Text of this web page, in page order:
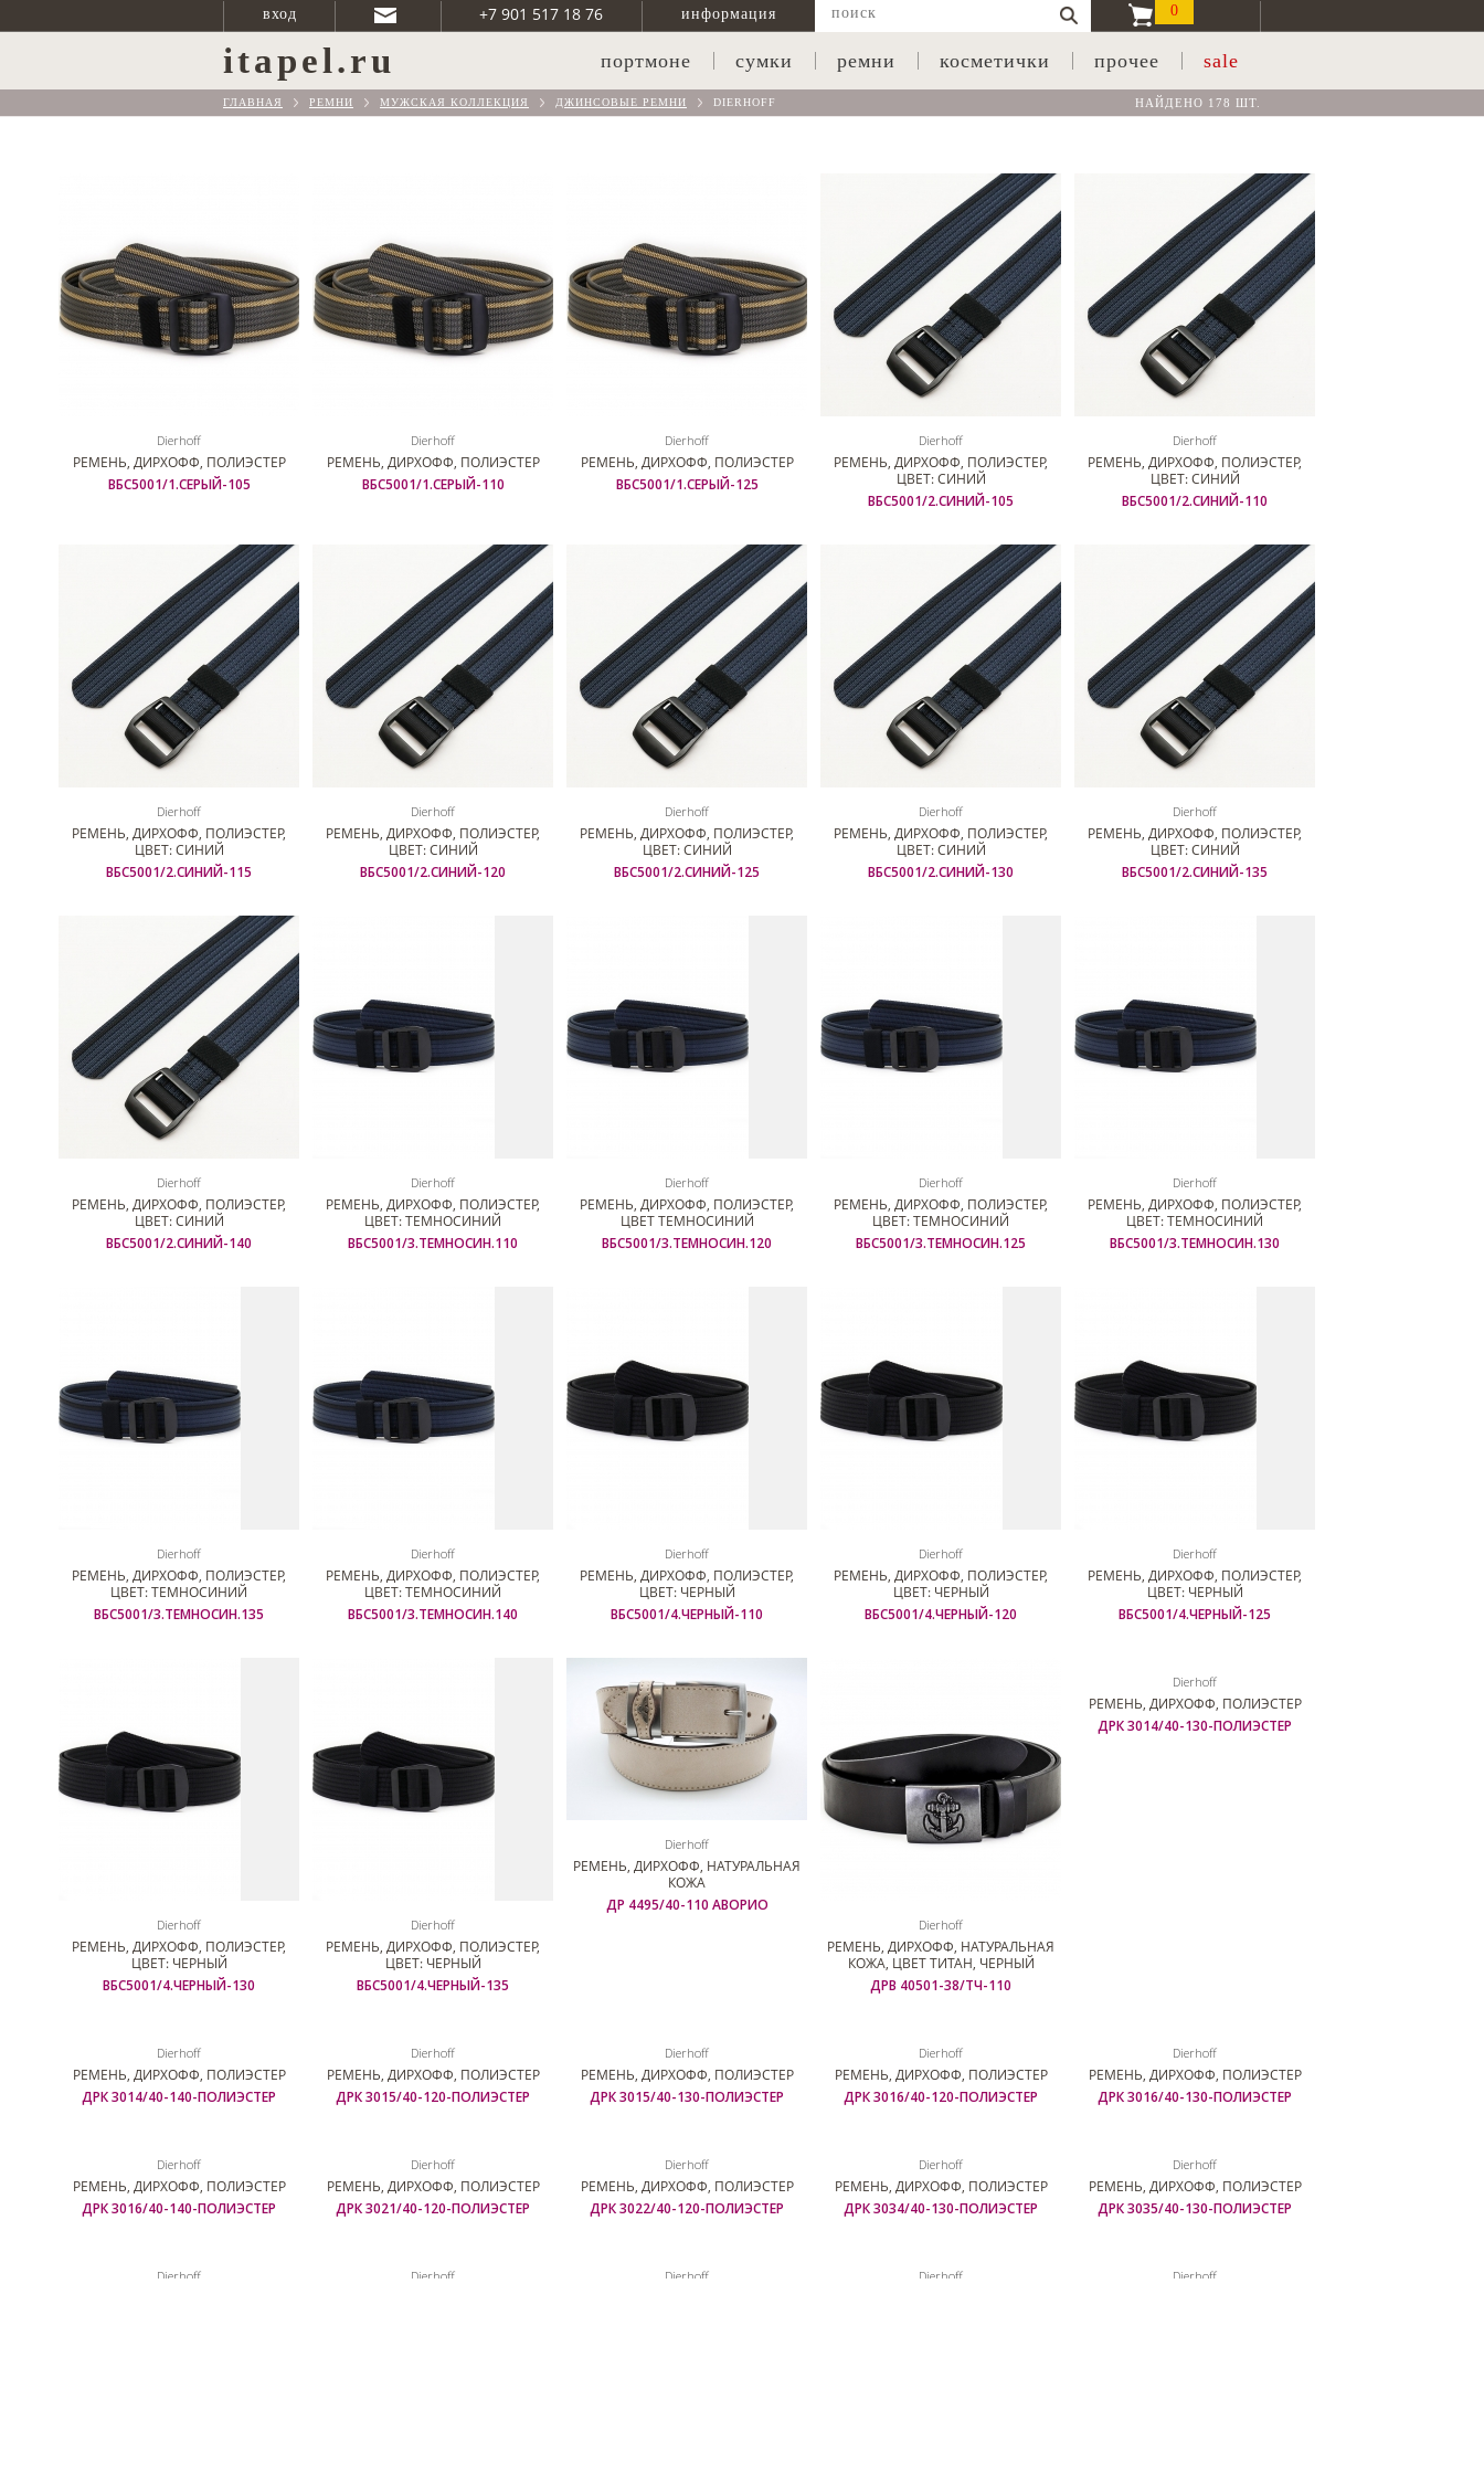
вход +7 901 517 18 76 информация 0
itapel.ru портмоне сумки ремни косметички прочее sale
НАЙДЕНО 178 ШТ.
ГЛАВНАЯ РЕМНИ МУЖСКАЯ КОЛЛЕКЦИЯ ДЖИНСОВЫЕ РЕМНИ DIERHOFF
Dierhoff
РЕМЕНЬ, ДИРХОФФ, ПОЛИЭСТЕР
ВБС5001/1.СЕРЫЙ-105
Dierhoff
РЕМЕНЬ, ДИРХОФФ, ПОЛИЭСТЕР
ВБС5001/1.СЕРЫЙ-110
Dierhoff
РЕМЕНЬ, ДИРХОФФ, ПОЛИЭСТЕР
ВБС5001/1.СЕРЫЙ-125
Dierhoff
РЕМЕНЬ, ДИРХОФФ, ПОЛИЭСТЕР,
ЦВЕТ: СИНИЙ
ВБС5001/2.СИНИЙ-105
Dierhoff
РЕМЕНЬ, ДИРХОФФ, ПОЛИЭСТЕР,
ЦВЕТ: СИНИЙ
ВБС5001/2.СИНИЙ-110
Dierhoff
РЕМЕНЬ, ДИРХОФФ, ПОЛИЭСТЕР,
ЦВЕТ: СИНИЙ
ВБС5001/2.СИНИЙ-115
Dierhoff
РЕМЕНЬ, ДИРХОФФ, ПОЛИЭСТЕР,
ЦВЕТ: СИНИЙ
ВБС5001/2.СИНИЙ-120
Dierhoff
РЕМЕНЬ, ДИРХОФФ, ПОЛИЭСТЕР,
ЦВЕТ: СИНИЙ
ВБС5001/2.СИНИЙ-125
Dierhoff
РЕМЕНЬ, ДИРХОФФ, ПОЛИЭСТЕР,
ЦВЕТ: СИНИЙ
ВБС5001/2.СИНИЙ-130
Dierhoff
РЕМЕНЬ, ДИРХОФФ, ПОЛИЭСТЕР,
ЦВЕТ: СИНИЙ
ВБС5001/2.СИНИЙ-135
Dierhoff
РЕМЕНЬ, ДИРХОФФ, ПОЛИЭСТЕР,
ЦВЕТ: СИНИЙ
ВБС5001/2.СИНИЙ-140
Dierhoff
РЕМЕНЬ, ДИРХОФФ, ПОЛИЭСТЕР,
ЦВЕТ: ТЕМНОСИНИЙ
ВБС5001/3.ТЕМНОСИН.110
Dierhoff
РЕМЕНЬ, ДИРХОФФ, ПОЛИЭСТЕР,
ЦВЕТ ТЕМНОСИНИЙ
ВБС5001/3.ТЕМНОСИН.120
Dierhoff
РЕМЕНЬ, ДИРХОФФ, ПОЛИЭСТЕР,
ЦВЕТ: ТЕМНОСИНИЙ
ВБС5001/3.ТЕМНОСИН.125
Dierhoff
РЕМЕНЬ, ДИРХОФФ, ПОЛИЭСТЕР,
ЦВЕТ: ТЕМНОСИНИЙ
ВБС5001/3.ТЕМНОСИН.130
Dierhoff
РЕМЕНЬ, ДИРХОФФ, ПОЛИЭСТЕР,
ЦВЕТ: ТЕМНОСИНИЙ
ВБС5001/3.ТЕМНОСИН.135
Dierhoff
РЕМЕНЬ, ДИРХОФФ, ПОЛИЭСТЕР,
ЦВЕТ: ТЕМНОСИНИЙ
ВБС5001/3.ТЕМНОСИН.140
Dierhoff
РЕМЕНЬ, ДИРХОФФ, ПОЛИЭСТЕР,
ЦВЕТ: ЧЕРНЫЙ
ВБС5001/4.ЧЕРНЫЙ-110
Dierhoff
РЕМЕНЬ, ДИРХОФФ, ПОЛИЭСТЕР,
ЦВЕТ: ЧЕРНЫЙ
ВБС5001/4.ЧЕРНЫЙ-120
Dierhoff
РЕМЕНЬ, ДИРХОФФ, ПОЛИЭСТЕР,
ЦВЕТ: ЧЕРНЫЙ
ВБС5001/4.ЧЕРНЫЙ-125
Dierhoff
РЕМЕНЬ, ДИРХОФФ, ПОЛИЭСТЕР,
ЦВЕТ: ЧЕРНЫЙ
ВБС5001/4.ЧЕРНЫЙ-130
Dierhoff
РЕМЕНЬ, ДИРХОФФ, ПОЛИЭСТЕР,
ЦВЕТ: ЧЕРНЫЙ
ВБС5001/4.ЧЕРНЫЙ-135
Dierhoff
РЕМЕНЬ, ДИРХОФФ, НАТУРАЛЬНАЯ
КОЖА
ДР 4495/40-110 АВОРИО
Dierhoff
РЕМЕНЬ, ДИРХОФФ, НАТУРАЛЬНАЯ
КОЖА, ЦВЕТ ТИТАН, ЧЕРНЫЙ
ДРВ 40501-38/ТЧ-110